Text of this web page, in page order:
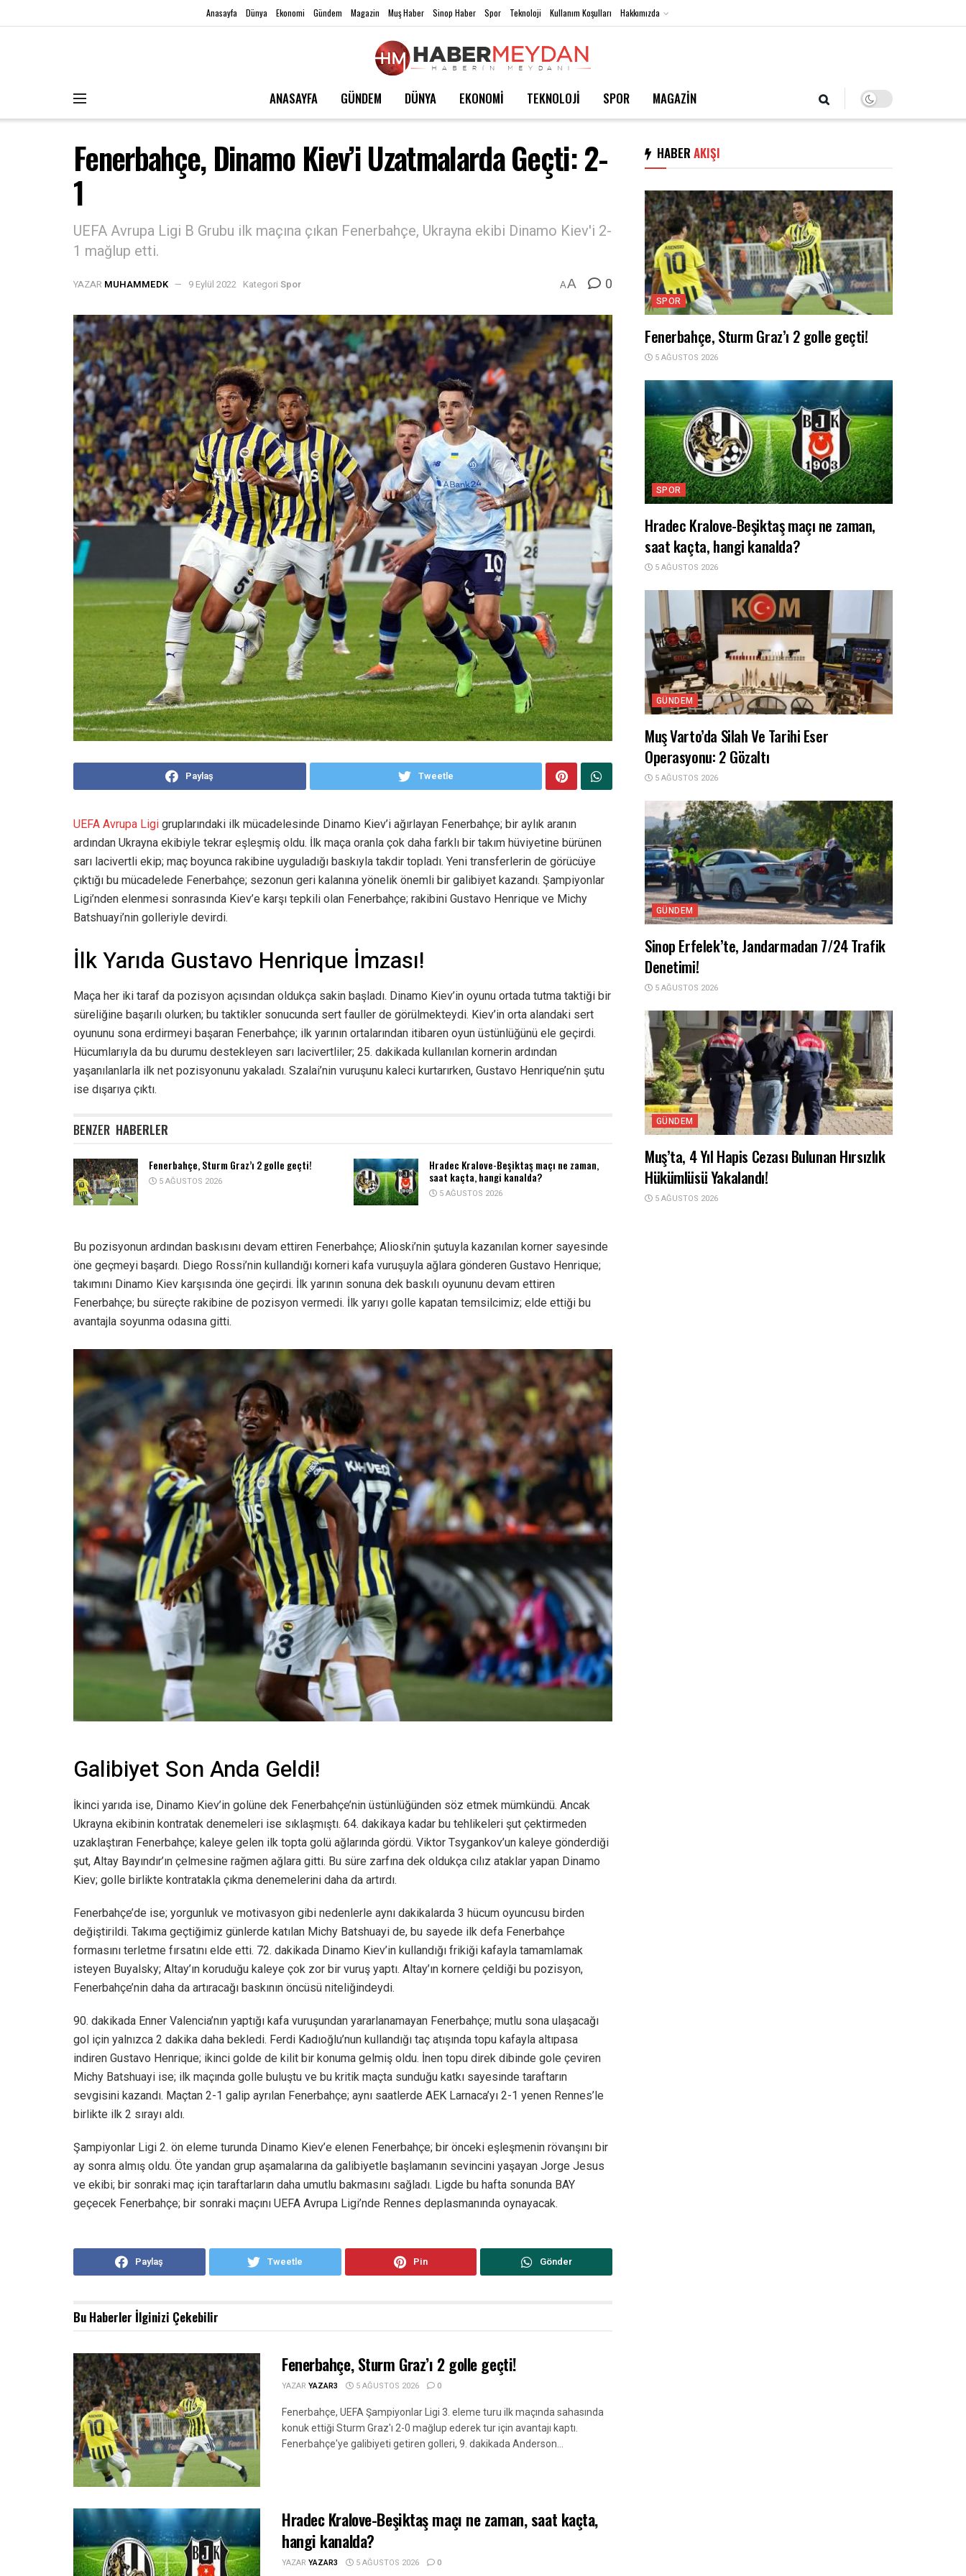
Anasayfa Dünya Ekonomi Gündem Magazin Muş Haber Sinop Haber Spor Teknoloji Kullanım Koşulları Hakkımızda
ANASAYFA GÜNDEM DÜNYA EKONOMİ TEKNOLOJİ SPOR MAGAZİN
Fenerbahçe, Dinamo Kiev’i Uzatmalarda Geçti: 2-
1
UEFA Avrupa Ligi B Grubu ilk maçına çıkan Fenerbahçe, Ukrayna ekibi Dinamo Kiev'i 2-
1 mağlup etti.
YAZAR MUHAMMEDK 9 Eylül 2022 Kategori Spor AA 0
Paylaş Tweetle
UEFA Avrupa Ligi gruplarındaki ilk mücadelesinde Dinamo Kiev’i ağırlayan Fenerbahçe; bir aylık aranın
ardından Ukrayna ekibiyle tekrar eşleşmiş oldu. İlk maça oranla çok daha farklı bir takım hüviyetine bürünen
sarı lacivertli ekip; maç boyunca rakibine uyguladığı baskıyla takdir topladı. Yeni transferlerin de görücüye
çıktığı bu mücadelede Fenerbahçe; sezonun geri kalanına yönelik önemli bir galibiyet kazandı. Şampiyonlar
Ligi’nden elenmesi sonrasında Kiev’e karşı tepkili olan Fenerbahçe; rakibini Gustavo Henrique ve Michy
Batshuayi’nin golleriyle devirdi.
İlk Yarıda Gustavo Henrique İmzası!
Maça her iki taraf da pozisyon açısından oldukça sakin başladı. Dinamo Kiev’in oyunu ortada tutma taktiği bir
süreliğine başarılı olurken; bu taktikler sonucunda sert fauller de görülmekteydi. Kiev’in orta alandaki sert
oyununu sona erdirmeyi başaran Fenerbahçe; ilk yarının ortalarından itibaren oyun üstünlüğünü ele geçirdi.
Hücumlarıyla da bu durumu destekleyen sarı lacivertliler; 25. dakikada kullanılan kornerin ardından
yaşanılanlarla ilk net pozisyonunu yakaladı. Szalai’nin vuruşunu kaleci kurtarırken, Gustavo Henrique’nin şutu
ise dışarıya çıktı.
BENZER HABERLER
Fenerbahçe, Sturm Graz’ı 2 golle geçti!
5 AĞUSTOS 2026
Hradec Kralove-Beşiktaş maçı ne zaman,
saat kaçta, hangi kanalda?
5 AĞUSTOS 2026
Bu pozisyonun ardından baskısını devam ettiren Fenerbahçe; Alioski’nin şutuyla kazanılan korner sayesinde
öne geçmeyi başardı. Diego Rossi’nin kullandığı korneri kafa vuruşuyla ağlara gönderen Gustavo Henrique;
takımını Dinamo Kiev karşısında öne geçirdi. İlk yarının sonuna dek baskılı oyununu devam ettiren
Fenerbahçe; bu süreçte rakibine de pozisyon vermedi. İlk yarıyı golle kapatan temsilcimiz; elde ettiği bu
avantajla soyunma odasına gitti.
Galibiyet Son Anda Geldi!
İkinci yarıda ise, Dinamo Kiev’in golüne dek Fenerbahçe’nin üstünlüğünden söz etmek mümkündü. Ancak
Ukrayna ekibinin kontratak denemeleri ise sıklaşmıştı. 64. dakikaya kadar bu tehlikeleri şut çektirmeden
uzaklaştıran Fenerbahçe; kaleye gelen ilk topta golü ağlarında gördü. Viktor Tsygankov’un kaleye gönderdiği
şut, Altay Bayındır’ın çelmesine rağmen ağlara gitti. Bu süre zarfına dek oldukça cılız ataklar yapan Dinamo
Kiev; golle birlikte kontratakla çıkma denemelerini daha da artırdı.
Fenerbahçe’de ise; yorgunluk ve motivasyon gibi nedenlerle aynı dakikalarda 3 hücum oyuncusu birden
değiştirildi. Takıma geçtiğimiz günlerde katılan Michy Batshuayi de, bu sayede ilk defa Fenerbahçe
formasını terletme fırsatını elde etti. 72. dakikada Dinamo Kiev’in kullandığı frikiği kafayla tamamlamak
isteyen Buyalsky; Altay’ın koruduğu kaleye çok zor bir vuruş yaptı. Altay’ın kornere çeldiği bu pozisyon,
Fenerbahçe’nin daha da artıracağı baskının öncüsü niteliğindeydi.
90. dakikada Enner Valencia’nın yaptığı kafa vuruşundan yararlanamayan Fenerbahçe; mutlu sona ulaşacağı
gol için yalnızca 2 dakika daha bekledi. Ferdi Kadıoğlu’nun kullandığı taç atışında topu kafayla altıpasa
indiren Gustavo Henrique; ikinci golde de kilit bir konuma gelmiş oldu. İnen topu direk dibinde gole çeviren
Michy Batshuayi ise; ilk maçında golle buluştu ve bu kritik maçta sunduğu katkı sayesinde taraftarın
sevgisini kazandı. Maçtan 2-1 galip ayrılan Fenerbahçe; aynı saatlerde AEK Larnaca’yı 2-1 yenen Rennes’le
birlikte ilk 2 sırayı aldı.
Şampiyonlar Ligi 2. ön eleme turunda Dinamo Kiev’e elenen Fenerbahçe; bir önceki eşleşmenin rövanşını bir
ay sonra almış oldu. Öte yandan grup aşamalarına da galibiyetle başlamanın sevincini yaşayan Jorge Jesus
ve ekibi; bir sonraki maç için taraftarların daha umutlu bakmasını sağladı. Ligde bu hafta sonunda BAY
geçecek Fenerbahçe; bir sonraki maçını UEFA Avrupa Ligi’nde Rennes deplasmanında oynayacak.
Paylaş Tweetle Pin Gönder
Bu Haberler İlginizi Çekebilir
Fenerbahçe, Sturm Graz’ı 2 golle geçti!
YAZAR YAZAR3 5 AĞUSTOS 2026 0
Fenerbahçe, UEFA Şampiyonlar Ligi 3. eleme turu ilk maçında sahasında
konuk ettiği Sturm Graz'ı 2-0 mağlup ederek tur için avantajı kaptı.
Fenerbahçe'ye galibiyeti getiren golleri, 9. dakikada Anderson...
Hradec Kralove-Beşiktaş maçı ne zaman, saat kaçta,
hangi kanalda?
YAZAR YAZAR3 5 AĞUSTOS 2026 0
HABER AKIŞI
SPOR
Fenerbahçe, Sturm Graz’ı 2 golle geçti!
5 AĞUSTOS 2026
SPOR
Hradec Kralove-Beşiktaş maçı ne zaman,
saat kaçta, hangi kanalda?
5 AĞUSTOS 2026
GÜNDEM
Muş Varto’da Silah Ve Tarihi Eser
Operasyonu: 2 Gözaltı
5 AĞUSTOS 2026
GÜNDEM
Sinop Erfelek’te, Jandarmadan 7/24 Trafik
Denetimi!
5 AĞUSTOS 2026
GÜNDEM
Muş’ta, 4 Yıl Hapis Cezası Bulunan Hırsızlık
Hükümlüsü Yakalandı!
5 AĞUSTOS 2026